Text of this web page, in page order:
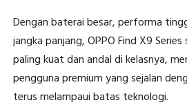
Dengan baterai besar, performa
jangka panjang, OPPO Find X9
paling kuat dan andal di kelasnya,
pengguna premium yang sejalan
terus melampaui batas teknologi.